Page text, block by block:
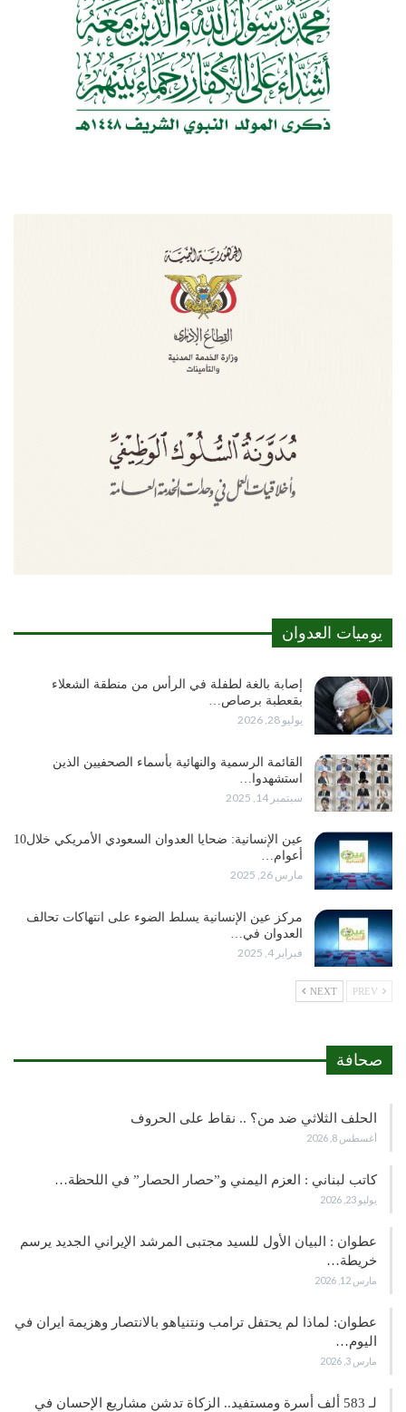
يوميات العدوان
إصابة بالغة لطفلة في الرأس من منطقة الشعلاء
بقعطبة برصاص…
يوليو 28, 2026
القائمة الرسمية والنهائية بأسماء الصحفيين الذين
استشهدوا…
سبتمبر 14, 2025
عين الإنسانية: ضحايا العدوان السعودي الأمريكي خلال10
أعوام…
مارس 26, 2025
مركز عين الإنسانية يسلط الضوء على انتهاكات تحالف
العدوان في…
فبراير 4, 2025
NEXT
صحافة
الحلف الثلاثي ضد من؟ .. نقاط على الحروف
أغسطس 8, 2026
كاتب لبناني : العزم اليمني و”حصار الحصار” في اللحظة…
يوليو 23, 2026
عطوان : البيان الأول للسيد مجتبى المرشد الإيراني الجديد يرسم
خريطة…
مارس 12, 2026
عطوان: لماذا لم يحتفل ترامب ونتنياهو بالانتصار وهزيمة ايران في
اليوم…
مارس 3, 2026
لـ 583 ألف أسرة ومستفيد.. الزكاة تدشن مشاريع الإحسان في